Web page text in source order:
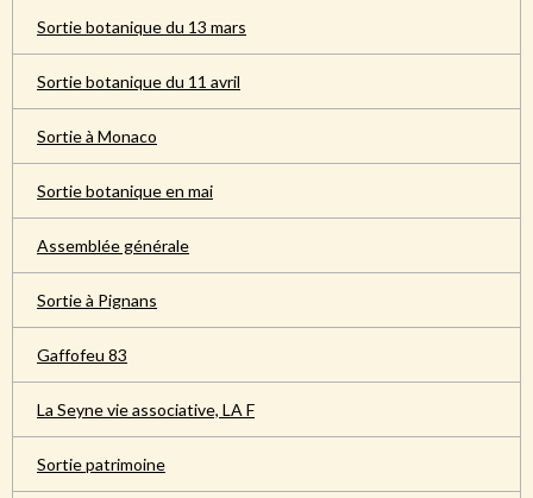
Sortie botanique du 13 mars
Sortie botanique du 11 avril
Sortie à Monaco
Sortie botanique en mai
Assemblée générale
Sortie à Pignans
Gaffofeu 83
La Seyne vie associative, LA F
Sortie patrimoine